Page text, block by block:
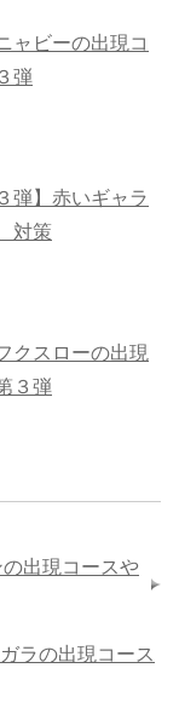
ャビーの出現コ
弾
弾】赤いギャラ
対策
クスローの出現
３弾
の出現コースや
ラの出現コース